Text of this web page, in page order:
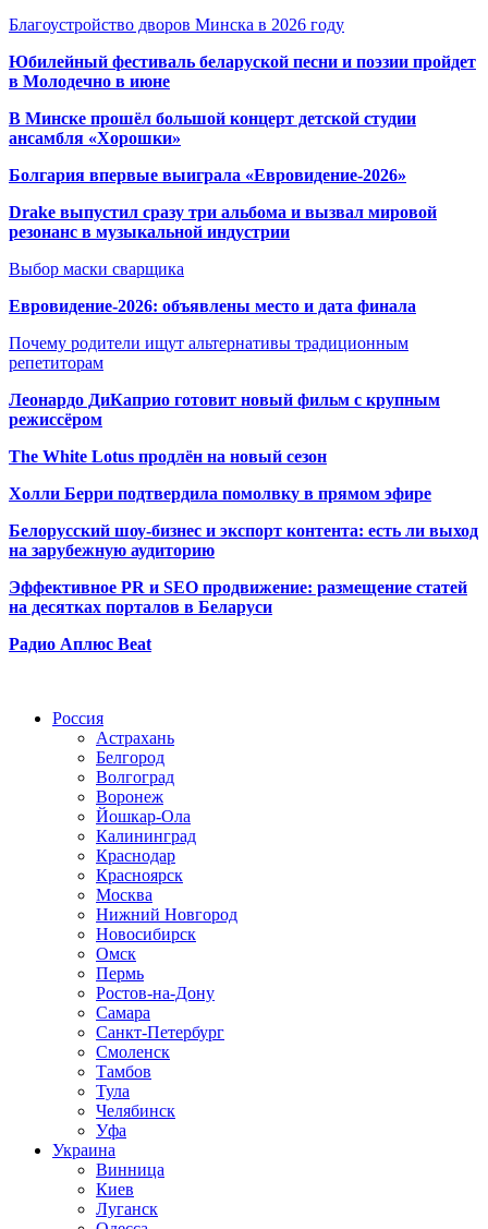
Благоустройство дворов Минска в 2026 году
Юбилейный фестиваль беларуской песни и поэзии пройдет
в Молодечно в июне
В Минске прошёл большой концерт детской студии
ансамбля «Хорошки»
Болгария впервые выиграла «Евровидение-2026»
Drake выпустил сразу три альбома и вызвал мировой
резонанс в музыкальной индустрии
Выбор маски сварщика
Евровидение-2026: объявлены место и дата финала
Почему родители ищут альтернативы традиционным
репетиторам
Леонардо ДиКаприо готовит новый фильм с крупным
режиссёром
The White Lotus продлён на новый сезон
Холли Берри подтвердила помолвку в прямом эфире
Белорусский шоу-бизнес и экспорт контента: есть ли выход
на зарубежную аудиторию
Эффективное PR и SEO продвижение: размещение статей
на десятках порталов в Беларуси
Радио Аплюс Beat
Россия
Астрахань
Белгород
Волгоград
Воронеж
Йошкар-Ола
Калининград
Краснодар
Красноярск
Москва
Нижний Новгород
Новосибирск
Омск
Пермь
Ростов-на-Дону
Самара
Санкт-Петербург
Смоленск
Тамбов
Тула
Челябинск
Уфа
Украина
Винница
Киев
Луганск